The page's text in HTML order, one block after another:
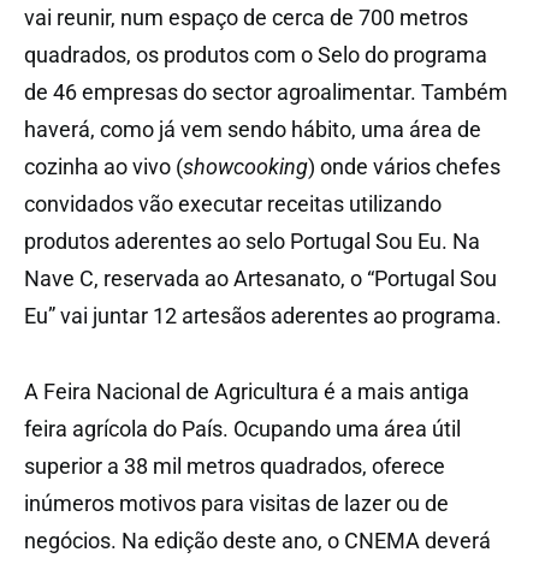
vai reunir, num espaço de cerca de 700 metros
quadrados, os produtos com o Selo do programa
de 46 empresas do sector agroalimentar. Também
haverá, como já vem sendo hábito, uma área de
cozinha ao vivo (showcooking) onde vários chefes
convidados vão executar receitas utilizando
produtos aderentes ao selo Portugal Sou Eu. Na
Nave C, reservada ao Artesanato, o “Portugal Sou
Eu” vai juntar 12 artesãos aderentes ao programa.
A Feira Nacional de Agricultura é a mais antiga
feira agrícola do País. Ocupando uma área útil
superior a 38 mil metros quadrados, oferece
inúmeros motivos para visitas de lazer ou de
negócios. Na edição deste ano, o CNEMA deverá